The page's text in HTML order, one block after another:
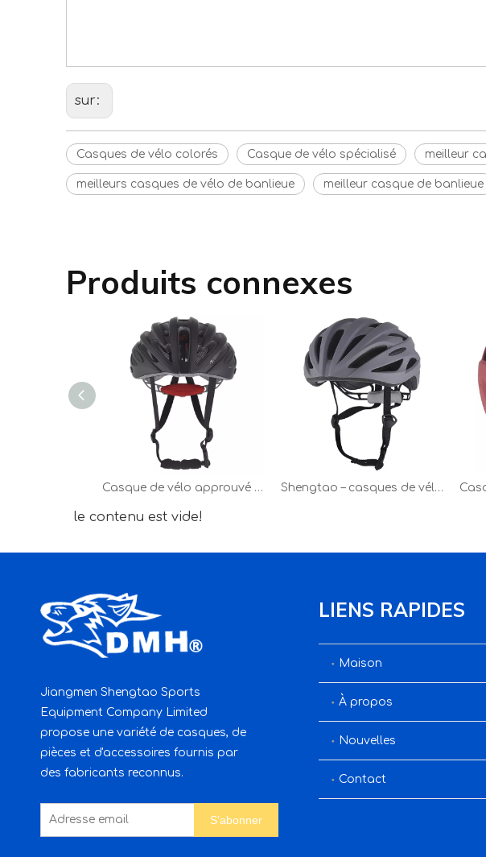
sur:
Casques de vélo colorés Casque de vélo spécialisé meilleur
meilleurs casques de vélo de banlieue meilleur casque de banlieue
Produits connexes
Casque de vélo approuvé CE Casque de vélo Casque de cyclisme moulé avec visière Shengtao – casques de vélo colorés pour adultes, prix RB-1, nouveau produit, hors moule, usine
le contenu est vide!
Jiangmen Shengtao Sports
Equipment Company Limited
propose une variété de casques, de
pièces et d'accessoires fournis par
des fabricants reconnus.
S’abonner
LIENS RAPIDES
Maison
À propos
Nouvelles
Contact